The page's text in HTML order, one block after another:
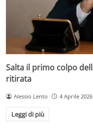
Salta il primo colpo
ritirata
Alessio Lento 4 Aprile 2026
Leggi di più